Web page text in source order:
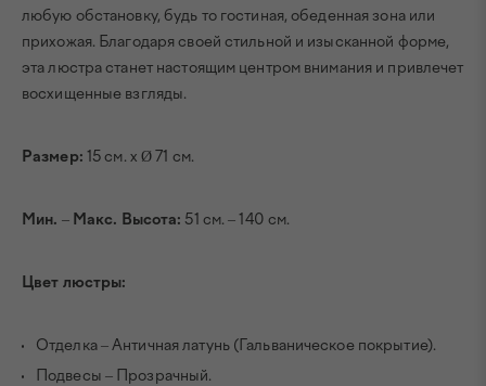
любую обстановку, будь то гостиная, обеденная зона или
прихожая. Благодаря своей стильной и изысканной форме,
эта люстра станет настоящим центром внимания и привлечет
восхищенные взгляды.
Размер: 15 см. х Ø 71 см.
Мин. –Макс. Высота: 51 см. – 140 см.
Цвет люстры:
Отделка – Античная латунь (Гальваническое покрытие).
Подвесы – Прозрачный.